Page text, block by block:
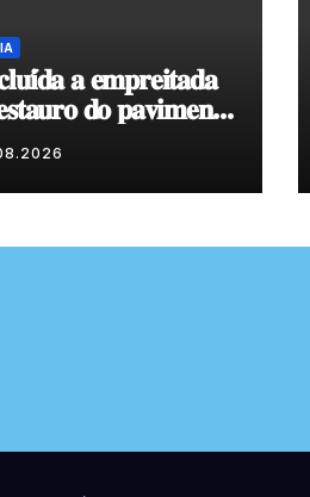
𝐚 𝐞𝐦𝐩𝐫𝐞𝐢𝐭𝐚𝐝𝐚
𝐝𝐨 𝐩𝐚𝐯𝐢𝐦𝐞𝐧𝐭𝐨
𝐚̀ 𝐂𝐚𝐩𝐞𝐥𝐚 𝐝𝐞